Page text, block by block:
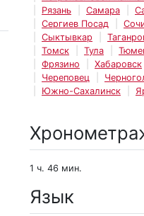
Рязань
Самара
Сергиев Посад
Сыктывкар
Томск
Тула
Фрязино
Хабаровск
Череповец
Южно-Сахалинск
1 ч. 46 мин.
Язык